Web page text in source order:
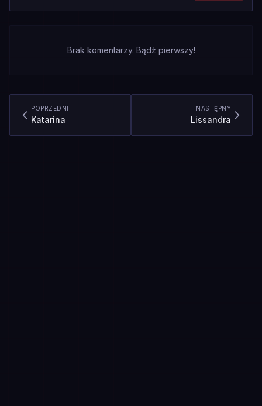
Brak komentarzy. Bądź pierwszy!
POPRZEDNI
Katarina
NASTĘPNY
Lissandra